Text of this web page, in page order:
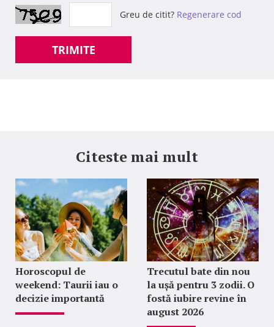
Greu de citit? Regenerare cod
TRIMITE
Citeste mai mult
Horoscopul de
weekend: Taurii iau o
decizie importantă
Trecutul bate din nou
la ușă pentru 3 zodii. O
fostă iubire revine în
august 2026